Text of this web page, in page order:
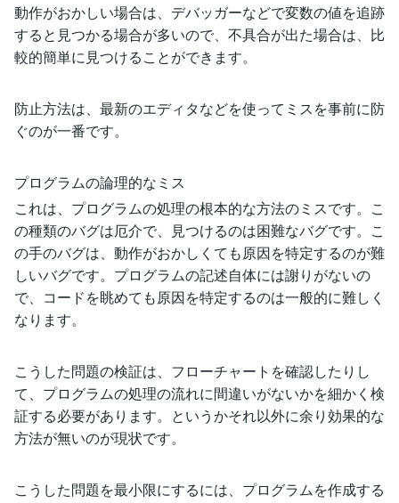
動作がおかしい場合は、デバッガーなどで変数の値を追跡
すると見つかる場合が多いので、不具合が出た場合は、比
較的簡単に見つけることができます。
防止方法は、最新のエディタなどを使ってミスを事前に防
ぐのが一番です。
プログラムの論理的なミス
これは、プログラムの処理の根本的な方法のミスです。こ
の種類のバグは厄介で、見つけるのは困難なバグです。こ
の手のバグは、動作がおかしくても原因を特定するのが難
しいバグです。プログラムの記述自体には謝りがないの
で、コードを眺めても原因を特定するのは一般的に難しく
なります。
こうした問題の検証は、フローチャートを確認したりし
て、プログラムの処理の流れに間違いがないかを細かく検
証する必要があります。というかそれ以外に余り効果的な
方法が無いのが現状です。
こうした問題を最小限にするには、プログラムを作成する